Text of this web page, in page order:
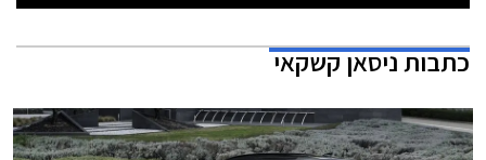
כתבותניסאן קשקאי